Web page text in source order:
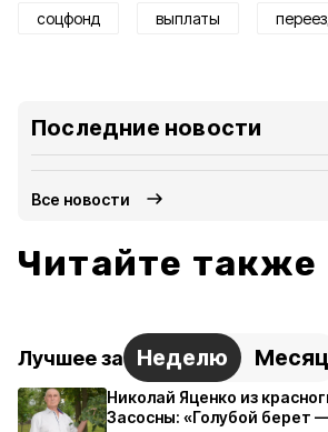
соцфонд выплаты
Последние новости
Все новости
Читайте также
Лучшее за Неделю Месяц
Николай Яценко из
Засосны: «Голубой берет